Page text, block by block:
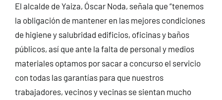
El alcalde de Yaiza, Óscar Noda, señala que “tenemos
la obligación de mantener en las mejores condiciones
de higiene y salubridad edificios, oficinas y baños
públicos, así que ante la falta de personal y medios
materiales optamos por sacar a concurso el servicio
con todas las garantías para que nuestros
trabajadores, vecinos y vecinas se sientan mucho